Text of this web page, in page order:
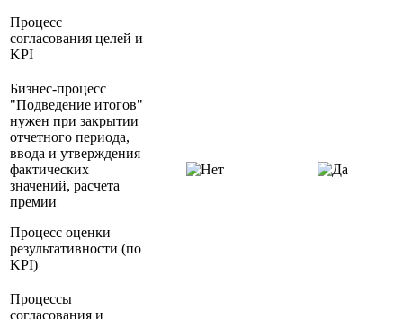
Процесс
согласования целей и
KPI
Бизнес-процесс
"Подведение итогов"
нужен при закрытии
отчетного периода,
ввода и утверждения
фактических
значений, расчета
премии
Процесс оценки
результативности (по
KPI)
Процессы
согласования и